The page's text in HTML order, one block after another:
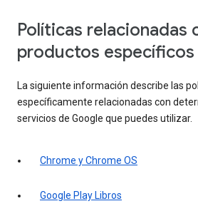
Políticas relacionadas
productos específicos
La siguiente información describe las
específicamente relacionadas con
servicios de Google que puedes utilizar.
Chrome y Chrome OS
Google Play Libros